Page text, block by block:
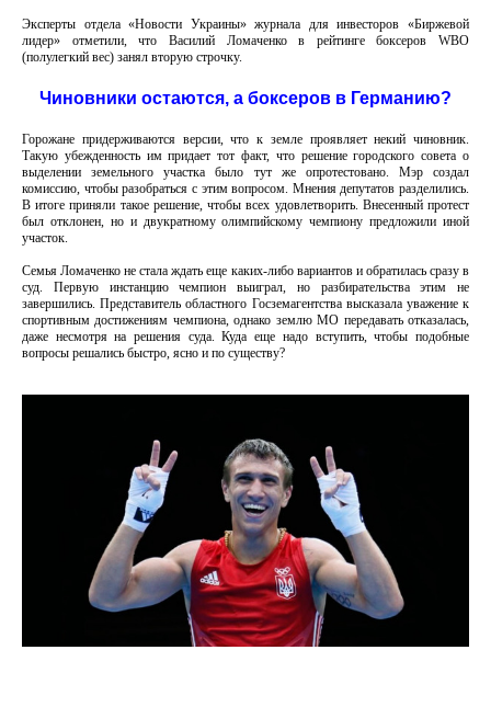
Эксперты отдела «Новости Украины» журнала для инвесторов «Биржевой
лидер» отметили, что Василий Ломаченко в рейтинге боксеров WBO
(полулегкий вес) занял вторую строчку.
Чиновники остаются, а боксеров в Германию?
Горожане придерживаются версии, что к земле проявляет некий чиновник.
Такую убежденность им придает тот факт, что решение городского совета о
выделении земельного участка было тут же опротестовано. Мэр создал
комиссию, чтобы разобраться с этим вопросом. Мнения депутатов разделились.
В итоге приняли такое решение, чтобы всех удовлетворить. Внесенный протест
был отклонен, но и двукратному олимпийскому чемпиону предложили иной
участок.
Семья Ломаченко не стала ждать еще каких-либо вариантов и обратилась сразу в
суд. Первую инстанцию чемпион выиграл, но разбирательства этим не
завершились. Представитель областного Госземагентства высказала уважение к
спортивным достижениям чемпиона, однако землю МО передавать отказалась,
даже несмотря на решения суда. Куда еще надо вступить, чтобы подобные
вопросы решались быстро, ясно и по существу?